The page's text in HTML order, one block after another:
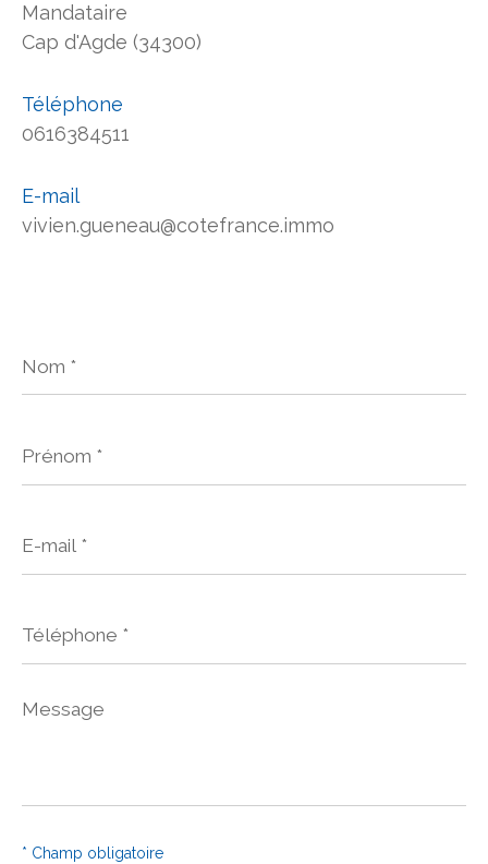
Mandataire
Cap d'Agde (34300)
Téléphone
0616384511
E-mail
vivien.gueneau@cotefrance.immo
*
*
mail
*
Message
*
* Champ obligatoire